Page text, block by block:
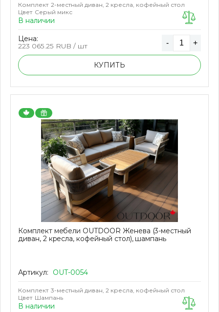
Комплект 2-местный диван, 2 кресла, кофейный стол
Цвет Серый микс
В наличии
Цена:
223 065.25 RUB / шт - +
КУПИТЬ
Комплект мебели OUTDOOR Женева (3-местный
диван, 2 кресла, кофейный стол), шампань
Артикул: OUT-0054
Комплект 3-местный диван, 2 кресла, кофейный стол
Цвет Шампань
В наличии